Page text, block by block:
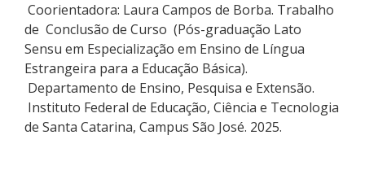
Coorientadora: Laura Campos de Borba. Trabalho
de Conclusão de Curso (Pós-graduação Lato
Sensu em Especialização em Ensino de Língua
Estrangeira para a Educação Básica).
Departamento de Ensino, Pesquisa e Extensão.
Instituto Federal de Educação, Ciência e Tecnologia
de Santa Catarina, Campus São José. 2025.